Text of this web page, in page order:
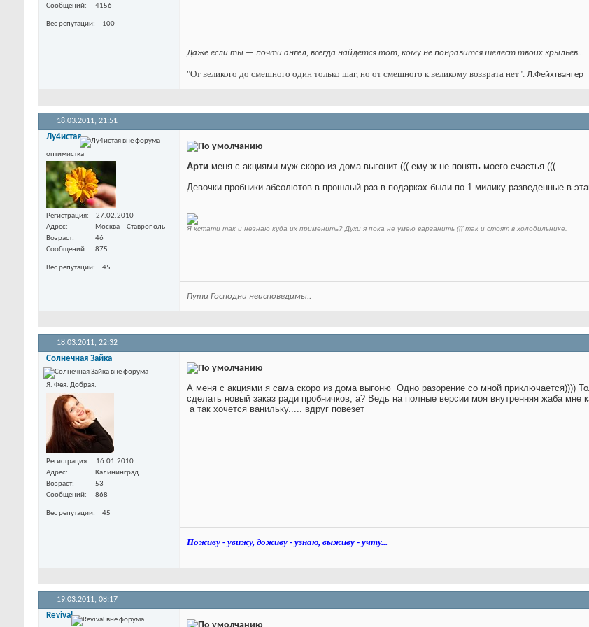
Сообщений 4156
Вес репутации 100
Даже если ты — почти ангел, всегда найдется тот, кому не понравится шелест твоих крыльев…
"От великого до смешного один только шаг, но от смешного к великому возврата нет". Л.Фейхтвангер
18.03.2011, 21:51
Лу4истая
оптимистка
Регистрация
27.02.2010
Адрес
Москва -- Ставрополь
Возраст
46
Сообщений
875
Вес репутации 45
Арти меня с акциями муж скоро из дома выгонит ((( ему ж не понять моего счастья (((
Девочки пробники абсолютов в прошлый раз в подарках были по 1 милику разведенные в
Я кстати так и незнаю куда их применить? Духи я пока не умею варганить ((( так и стоят в холодильнике.
Пути Господни неисповедимы..
18.03.2011, 22:32
Солнечная Зайка
Я. Фея. Добрая.
Регистрация
16.01.2010
Адрес
Калининград
Возраст
53
Сообщений
868
Вес репутации 45
А меня с акциями я сама скоро из дома выгоню Одно разорение со мной приключается))))
сделать новый заказ ради пробничков, а? Ведь на полные версии моя внутренняя жаба мне
а так хочется ванильку..... вдруг повезет
Поживу - увижу, доживу - узнаю, выживу - учту...
19.03.2011, 08:17
Revival